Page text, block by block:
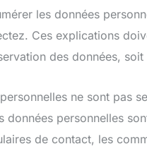
les données
Ces explications
des données,
ne sont pas
données personnelles
de contact, les